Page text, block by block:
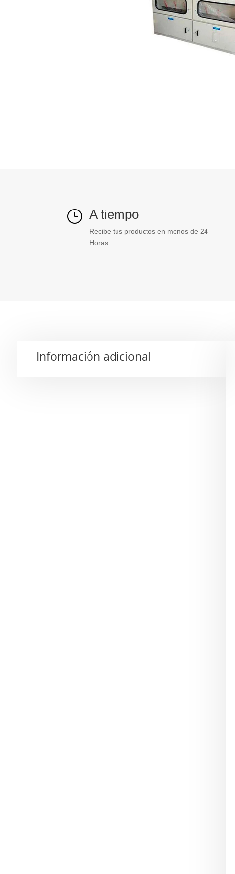
} A tiempo
Recibe tus productos en menos de 24
Horas
Información adicional